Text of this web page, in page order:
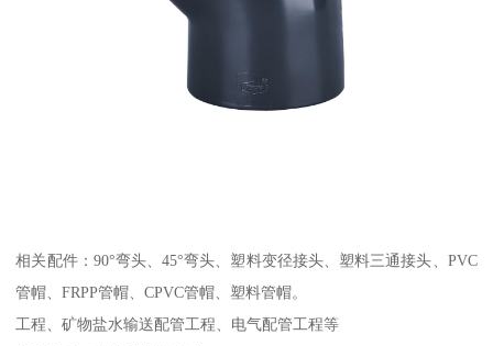
相关配件：90°弯头、45°弯头、塑料变径接头、塑料三通接头、PVC
管帽、FRPP管帽、CPVC管帽、塑料管帽。
工程、矿物盐水输送配管工程、电气配管工程等